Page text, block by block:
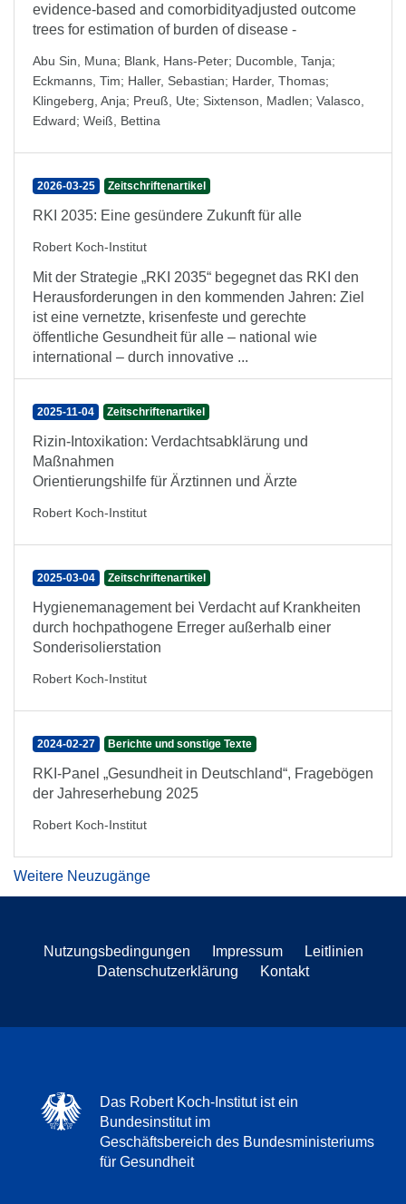
evidence-based and comorbidityadjusted outcome
trees for estimation of burden of disease -
Abu Sin, Muna; Blank, Hans-Peter; Ducomble, Tanja;
Eckmanns, Tim; Haller, Sebastian; Harder, Thomas;
Klingeberg, Anja; Preuß, Ute; Sixtenson, Madlen; Valasco,
Edward; Weiß, Bettina
2026-03-25 Zeitschriftenartikel
RKI 2035: Eine gesündere Zukunft für alle
Robert Koch-Institut
Mit der Strategie „RKI 2035“ begegnet das RKI den
Heraus­forderungen in den kommenden Jahren: Ziel
ist eine vernetzte, krisenfeste und gerechte
öffentliche Gesund­heit für alle – national wie
international – durch innovative ...
2025-11-04 Zeitschriftenartikel
Rizin-Intoxikation: Verdachtsabklärung und
Maßnahmen
Orientierungshilfe für Ärztinnen und Ärzte
Robert Koch-Institut
2025-03-04 Zeitschriftenartikel
Hygienemanagement bei Verdacht auf Krankheiten
durch hochpathogene Erreger außerhalb einer
Sonderisolierstation
Robert Koch-Institut
2024-02-27 Berichte und sonstige Texte
RKI-Panel „Gesundheit in Deutschland“, Fragebögen
der Jahreserhebung 2025
Robert Koch-Institut
Weitere Neuzugänge
Nutzungsbedingungen Impressum
Leitlinien
Datenschutzerklärung
Kontakt
Das Robert Koch-Institut ist ein
Bundesinstitut im
Geschäftsbereich des Bundesministeriums
für Gesundheit